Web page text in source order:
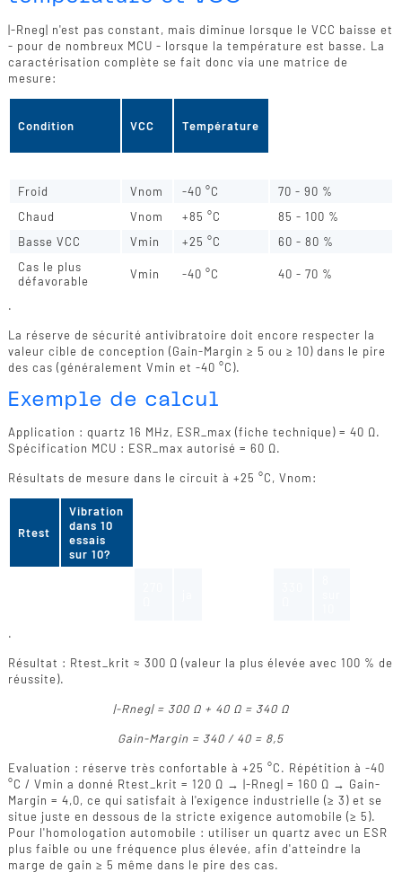
|-Rneg| n'est pas constant, mais diminue lorsque le VCC baisse et
- pour de nombreux MCU - lorsque la température est basse. La
caractérisation complète se fait donc via une matrice de
mesure:
Condition VCC Température
Froid
Vnom -40 °C
70 - 90 %
Chaud
Vnom +85 °C
85 - 100 %
Basse VCC
Vmin +25 °C
60 - 80 %
Cas le plus
défavorable
Vmin -40 °C 40 - 70 %
.
La réserve de sécurité antivibratoire doit encore respecter la
valeur cible de conception (Gain-Margin ≥ 5 ou ≥ 10) dans le pire
des cas (généralement Vmin et -40 °C).
Exemple de calcul
Application : quartz 16 MHz, ESR_max (fiche technique) = 40 Ω.
Spécification MCU : ESR_max autorisé = 60 Ω.
Résultats de mesure dans le circuit à +25 °C, Vnom:
Rtest
Vibration
dans 10
essais
sur 10?
.
Résultat : Rtest_krit ≈ 300 Ω (valeur la plus élevée avec 100 % de
réussite).
|-Rneg| = 300 Ω + 40 Ω = 340 Ω
Gain-Margin = 340 / 40 = 8,5
Evaluation : réserve très confortable à +25 °C. Répétition à -40
°C / Vmin a donné Rtest_krit = 120 Ω → |-Rneg| = 160 Ω → Gain-
Margin = 4,0, ce qui satisfait à l'exigence industrielle (≥ 3) et se
situe juste en dessous de la stricte exigence automobile (≥ 5).
Pour l'homologation automobile : utiliser un quartz avec un ESR
plus faible ou une fréquence plus élevée, afin d'atteindre la
marge de gain ≥ 5 même dans le pire des cas.